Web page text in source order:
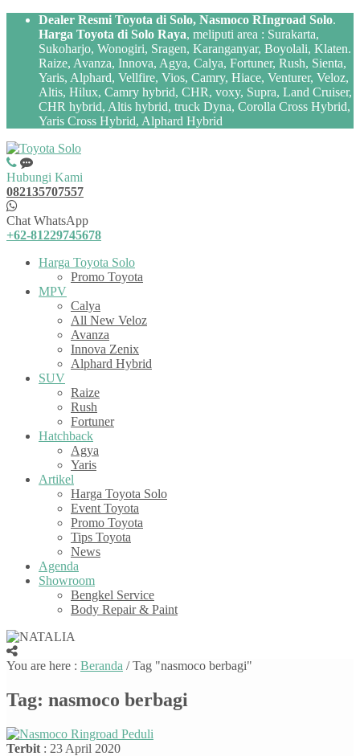
Dealer Resmi Toyota di Solo, Nasmoco RIngroad Solo.
Harga Toyota di Solo Raya, meliputi area : Surakarta,
Sukoharjo, Wonogiri, Sragen, Karanganyar, Boyolali, Klaten.
Raize, Avanza, Innova, Agya, Calya, Fortuner, Rush, Sienta,
Yaris, Alphard, Vellfire, Vios, Camry, Hiace, Venturer, Veloz,
Altis, Hilux, Camry hybrid, CHR, voxy, Supra, Land Cruiser,
CHR hybrid, Altis hybrid, truck Dyna, Corolla Cross Hybrid,
Yaris Cross Hybrid, Alphard Hybrid
Hubungi Kami
082135707557
Chat WhatsApp
+62-81229745678
Harga Toyota Solo
Promo Toyota
MPV
Calya
All New Veloz
Avanza
Innova Zenix
Alphard Hybrid
SUV
Raize
Rush
Fortuner
Hatchback
Agya
Yaris
Artikel
Harga Toyota Solo
Event Toyota
Promo Toyota
Tips Toyota
News
Agenda
Showroom
Bengkel Service
Body Repair & Paint
You are here : Beranda /Tag "nasmoco berbagi"
Tag: nasmoco berbagi
Terbit : 23 April 2020